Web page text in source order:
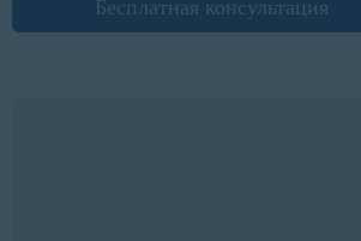
Бесплатная консультация